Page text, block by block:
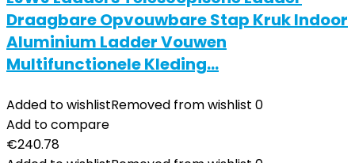
Draagbare Opvouwbare Stap Kruk Indoor
Aluminium Ladder Vouwen
Multifunctionele Kleding…
Added to wishlistRemoved from wishlist 0
Add to compare
€240.78